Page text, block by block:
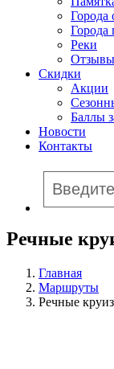
Города
Города
Реки
Отзывы
Скидки
Акции
Баллы
Новости
Контакты
Речные
Главная
Маршруты
Речные